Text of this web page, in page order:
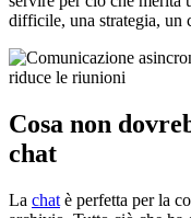
difficile, una strategia, un
Cosa non
chat
La chat è perfetta per la